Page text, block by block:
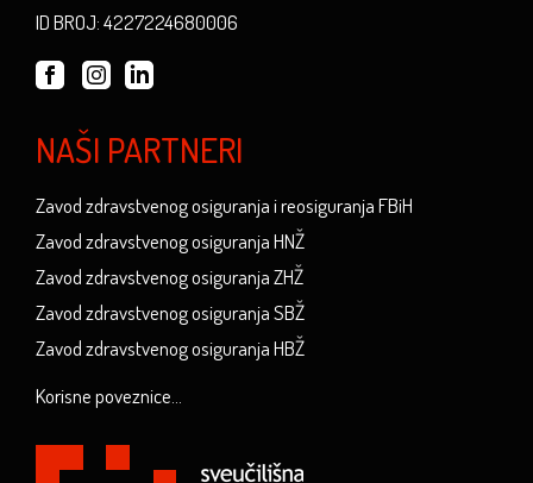
ID BROJ: 4227224680006
NAŠI PARTNERI
Zavod zdravstvenog osiguranja i reosiguranja FBiH
Zavod zdravstvenog osiguranja HNŽ
Zavod zdravstvenog osiguranja ZHŽ
Zavod zdravstvenog osiguranja SBŽ
Zavod zdravstvenog osiguranja HBŽ
Korisne poveznice...